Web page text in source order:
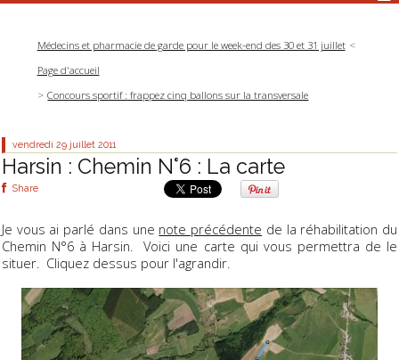
Médecins et pharmacie de garde pour le week-end des 30 et 31 juillet
Page d'accueil
Concours sportif : frappez cinq ballons sur la transversale
vendredi 29 juillet 2011
Harsin : Chemin N°6 : La carte
Share
Je vous ai parlé dans une note précédente de la réhabilitation du
Chemin N°6 à Harsin. Voici une carte qui vous permettra de le
situer. Cliquez dessus pour l'agrandir.